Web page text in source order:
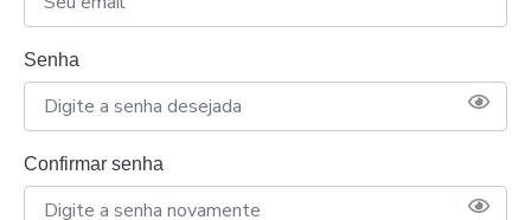
Senha
Confirmar senha